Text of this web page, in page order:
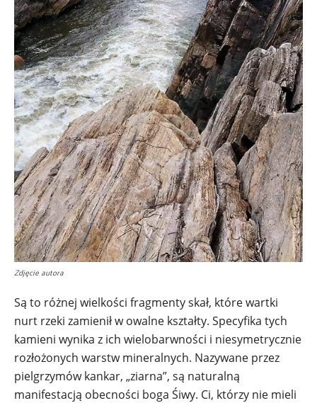
Zdjęcie autora
Są to różnej wielkości fragmenty skał, które wartki
nurt rzeki zamienił w owalne kształty. Specyfika tych
kamieni wynika z ich wielobarwności i niesymetrycznie
rozłożonych warstw mineralnych. Nazywane przez
pielgrzymów kankar, „ziarna”, są naturalną
manifestacją obecności boga Śiwy. Ci, którzy nie mieli